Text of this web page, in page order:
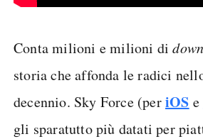
Conta milioni e milioni di
storia che affonda le radici
decennio. Sky Force (periOS e
gli sparatutto più datati per